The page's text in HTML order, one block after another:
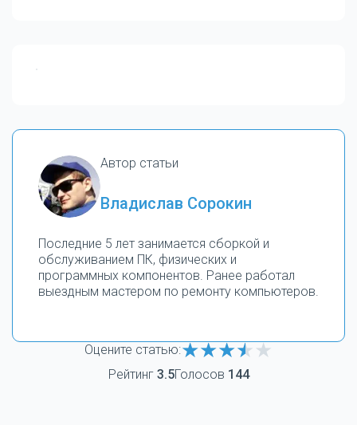
Автор статьи
Владислав Сорокин
Последние 5 лет занимается сборкой и
обслуживанием ПК, физических и
программных компонентов. Ранее работал
выездным мастером по ремонту компьютеров.
Оцените статью:
Рейтинг 3.5Голосов 144